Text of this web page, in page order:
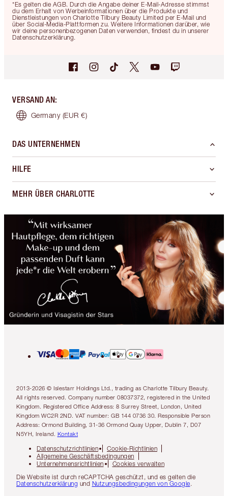
*Es gelten die AGB. Durch die Angabe deiner E-Mail-Adresse stimmst
du dem Erhalt von Werbeinformationen über die Produkte und
Dienstleistungen von Charlotte Tilbury Beauty Limited per E-Mail und
über Social-Media-Plattformen zu. Weitere Informationen darüber, wie
wir deine personenbezogenen Daten verwenden, findest du in unserer
Datenschutzerklärung.
VERSAND AN:
Germany (EUR €)
DAS UNTERNEHMEN
HILFE
MEHR ÜBER CHARLOTTE
2013-2026 © Islestarr Holdings Ltd., trading as Charlotte Tilbury Beauty.
All rights reserved. Company number 08037372, registered in the United
Kingdom. Registered Office Address: 8 Surrey Street, London, United
Kingdom WC2R 2ND. VAT number: GB 144 0736 30. Responsible Person
Address: Ormond Building, 31-36 Ormond Quay Upper, Dublin 7, D07
N5YH, Ireland. Kontakt
Datenschutzrichtlinien
Cookie-Richtlinien
Allgemeine Geschäftsbedingungen
Unternehmensrichtlinien
Cookies verwalten
Die Website ist durch reCAPTCHA geschützt, und es gelten die
Datenschutzerklärung und Nutzungsbedingungen von Google.